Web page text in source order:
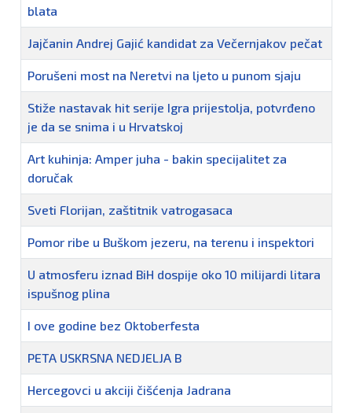
blata
Jajčanin Andrej Gajić kandidat za Večernjakov pečat
Porušeni most na Neretvi na ljeto u punom sjaju
Stiže nastavak hit serije Igra prijestolja, potvrđeno
je da se snima i u Hrvatskoj
Art kuhinja: Amper juha - bakin specijalitet za
doručak
Sveti Florijan, zaštitnik vatrogasaca
Pomor ribe u Buškom jezeru, na terenu i inspektori
U atmosferu iznad BiH dospije oko 10 milijardi litara
ispušnog plina
I ove godine bez Oktoberfesta
PETA USKRSNA NEDJELJA B
Hercegovci u akciji čišćenja Jadrana